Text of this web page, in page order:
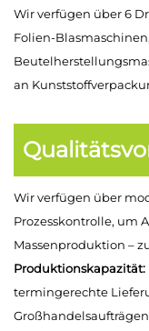
Wir verfügen über 6
Folien-
an
Wir verfügen über
Prozesskontrolle, um
Massenproduktion –
Produktionskapazität:
termingerechte